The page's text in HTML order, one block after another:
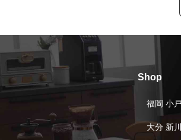
Shop
福岡 小
大分 新